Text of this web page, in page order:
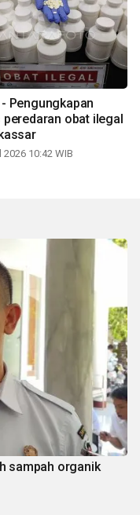
- Pengungkapan
peredaran obat ilegal
2026 10:42 WIB
sampah organik